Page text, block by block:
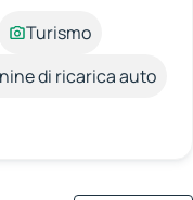
Turismo
di ricarica auto